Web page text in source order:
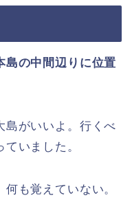
島の中間辺りに位置
島がいいよ。行くべ
いました。
何も覚えていない。